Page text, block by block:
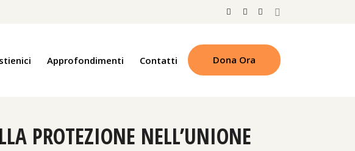
Approfondimenti Contatti Dona Ora
PROTEZIONE NELL’UNIONE